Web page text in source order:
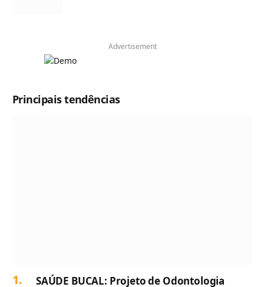
Advertisement
Principais tendências
SAÚDE BUCAL: Projeto de Odontologia